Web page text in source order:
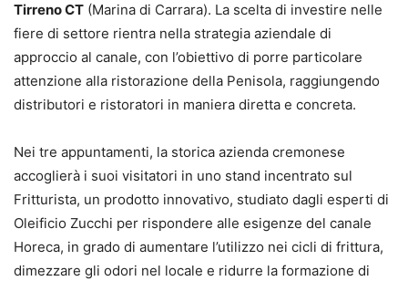
Tirreno CT (Marina di Carrara). La scelta di investire nelle
fiere di settore rientra nella strategia aziendale di
approccio al canale, con l’obiettivo di porre particolare
attenzione alla ristorazione della Penisola, raggiungendo
distributori e ristoratori in maniera diretta e concreta.
Nei tre appuntamenti, la storica azienda cremonese
accoglierà i suoi visitatori in uno stand incentrato sul
Fritturista, un prodotto innovativo, studiato dagli esperti di
Oleificio Zucchi per rispondere alle esigenze del canale
Horeca, in grado di aumentare l’utilizzo nei cicli di frittura,
dimezzare gli odori nel locale e ridurre la formazione di